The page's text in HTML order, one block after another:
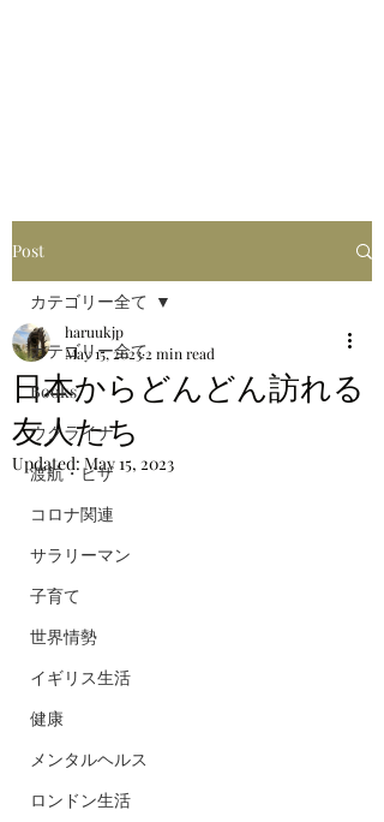
Post
カテゴリー全て
Books
ウクライナ
渡航・ビザ
コロナ関連
サラリーマン
子育て
世界情勢
イギリス生活
健康
メンタルヘルス
ロンドン生活
カテゴリー全て
日本からどんどん訪れる
友人たち
haruukjp
May 15, 20232 min read
Updated:May 15, 2023